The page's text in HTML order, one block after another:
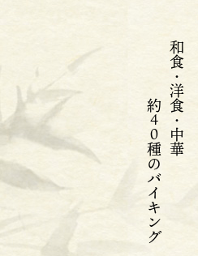
和食・洋食・中華
約４０種のバイキング